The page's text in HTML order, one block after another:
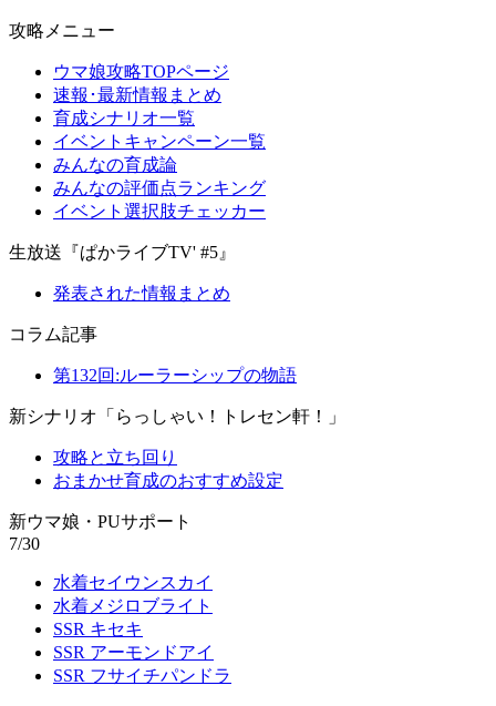
攻略メニュー
ウマ娘攻略TOPページ
速報･最新情報まとめ
育成シナリオ一覧
イベントキャンペーン一覧
みんなの育成論
みんなの評価点ランキング
イベント選択肢チェッカー
生放送『ぱかライブTV' #5』
発表された情報まとめ
コラム記事
第132回:ルーラーシップの物語
新シナリオ「らっしゃい！トレセン軒！」
攻略と立ち回り
おまかせ育成のおすすめ設定
新ウマ娘・PUサポート
7/30
水着セイウンスカイ
水着メジロブライト
SSR キセキ
SSR アーモンドアイ
SSR フサイチパンドラ